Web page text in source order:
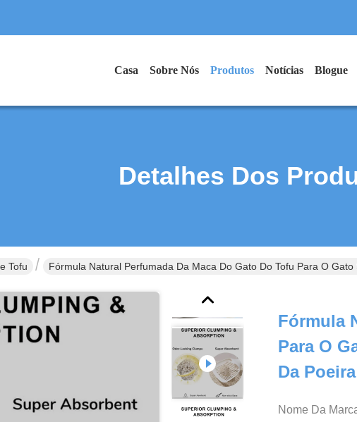
Casa Sobre Nós Produtos Notícias Blogue
Detalhes Dos
Tofu Fórmula Natural Perfumada Da Maca Do Gato Do Tofu Para O
Fórmula
Para O
Da Poeira
Nome Da